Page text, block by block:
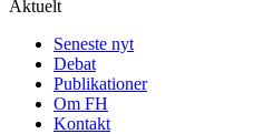
Aktuelt
Seneste nyt
Debat
Publikationer
Om FH
Kontakt